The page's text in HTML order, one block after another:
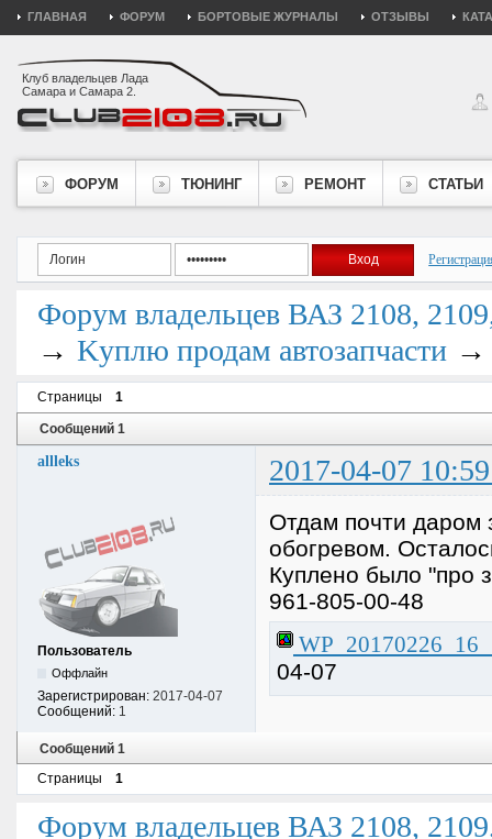
ГЛАВНАЯ ФОРУМ БОРТОВЫЕ ЖУРНАЛЫ ОТЗЫВЫ
Клуб владельцев Лада
Самара и Самара 2.
ФОРУМ ТЮНИНГ РЕМОНТ СТАТЬИ
Форум владельцев ВАЗ 2108,
→ Kуплю продам автозапчасти
Страницы 1
Сообщений 1
allleks 2017-04-07
Пользователь
Оффлайн
Зарегистрирован: 2017-04-07
Сообщений: 1
Отдам почти даром
обогревом.
Куплено было "про
961-805-00-48
04-07
Сообщений 1
Страницы
1
Форум владельцев ВАЗ 2108,